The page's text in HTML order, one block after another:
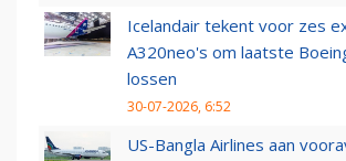
Icelandair tekent voor zes
A320neo's om laatste
lossen
30-07-2026, 6:52
US-Bangla Airlines aan